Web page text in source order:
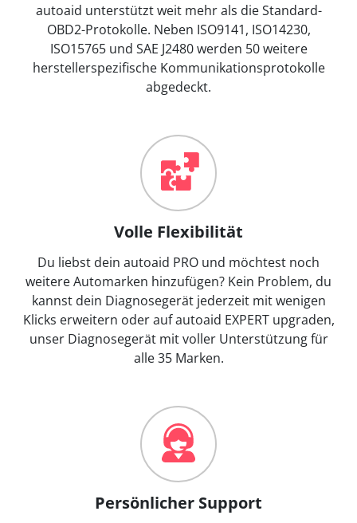
autoaid unterstützt weit mehr als die Standard-
OBD2-Protokolle. Neben ISO9141, ISO14230,
ISO15765 und SAE J2480 werden 50 weitere
herstellerspezifische Kommunikationsprotokolle
abgedeckt.
Volle Flexibilität
Du liebst dein autoaid PRO und möchtest noch
weitere Automarken hinzufügen? Kein Problem, du
kannst dein Diagnosegerät jederzeit mit wenigen
Klicks erweitern oder auf autoaid EXPERT upgraden,
unser Diagnosegerät mit voller Unterstützung für
alle 35 Marken.
Persönlicher Support